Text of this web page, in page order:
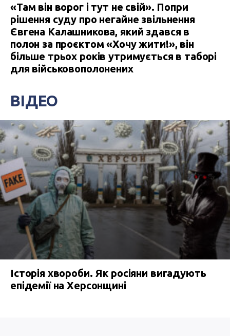
«Там він ворог і тут не свій». Попри
рішення суду про негайне звільнення
Євгена Калашникова, який здався в
полон за проєктом «Хочу жити!», він
більше трьох років утримується в таборі
для військовополонених
ВІДЕО
Історія хвороби. Як росіяни вигадують
епідемії на Херсонщині